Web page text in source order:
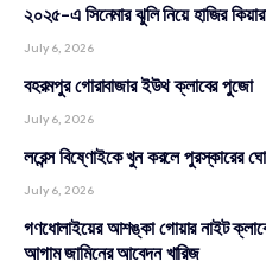
২০২৫-এ সিনেমার ঝুলি নিয়ে হাজির
July 6, 2026
বহরমপুর গোরাবাজার ইউথ ক্লাবের পুজো
July 6, 2026
লরেন্স বিষ্ণোইকে খুন করলে পুরস্কারের
July 6, 2026
গণধোলাইয়ের আশঙ্কা গোয়ার নাইট
আগাম জামিনের আবেদন খারিজ